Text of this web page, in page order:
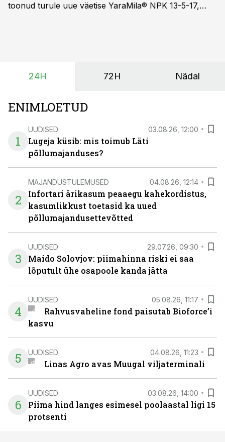
toonud turule uue väetise YaraMila® NPK 13-5-17,
24H 72H Nädal
ENIMLOETUD
1
UUDISED 03.08.26, 12:00
Lugeja küsib: mis toimub Läti
põllumajanduses?
2
MAJANDUSTULEMUSED 04.08.26, 12:14
Infortari ärikasum peaaegu kahekordistus,
kasumlikkust toetasid ka uued
põllumajandusettevõtted
3
UUDISED 29.07.26, 09:30
Maido Solovjov: piimahinna riski ei saa
lõputult ühe osapoole kanda jätta
4
UUDISED 05.08.26, 11:17
Rahvusvaheline fond paisutab Bioforce’i
kasvu
5 UUDISED 04.08.26, 11:23
Linas Agro avas Muugal viljaterminali
6
UUDISED 03.08.26, 14:00
Piima hind langes esimesel poolaastal ligi 15
protsenti